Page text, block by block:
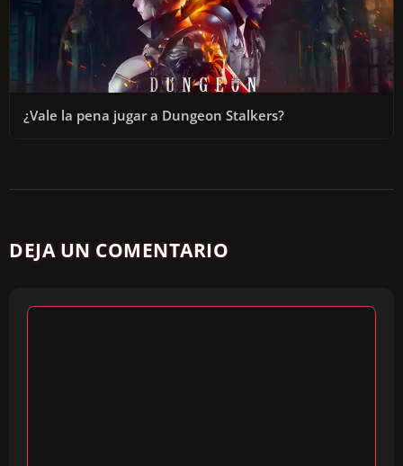
¿Vale la pena jugar a Dungeon Stalkers?
DEJA UN COMENTARIO